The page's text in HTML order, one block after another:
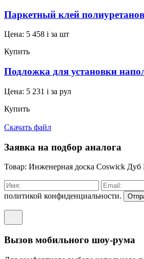
Паркетный клей
Цена: 5 458 i за шт
Купить
Подложка для установки
Цена: 5 231 i за рул
Купить
Скачать файл
Заявка на подбор аналога
Товар: Инженерная доска Coswick Дуб
политикой конфиденциальности.
Вызов мобильного шоу-рума